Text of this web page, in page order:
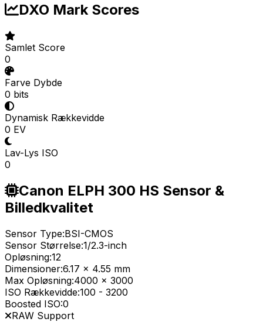
DXO Mark Scores
Samlet Score
0
Farve Dybde
0 bits
Dynamisk Rækkevidde
0 EV
Lav-Lys ISO
0
Canon ELPH 300 HS Sensor &
Billedkvalitet
Sensor Type:BSI-CMOS
Sensor Størrelse:1/2.3-inch
Opløsning:12
Dimensioner:6.17 x 4.55 mm
Max Opløsning:4000 x 3000
ISO Rækkevidde:100 - 3200
Boosted ISO:0
RAW Support